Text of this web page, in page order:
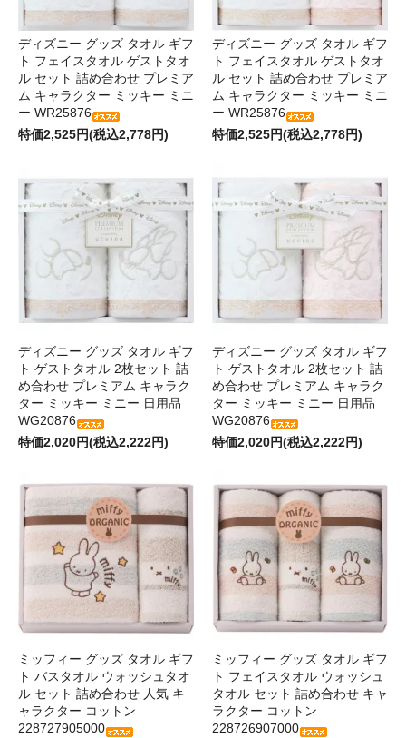
ディズニー グッズ タオル ギフ
ト フェイスタオル ゲストタオ
ル セット 詰め合わせ プレミア
ム キャラクター ミッキー ミニ
ー WR25876
特価2,525円(税込2,778円)
ディズニー グッズ タオル ギフ
ト フェイスタオル ゲストタオ
ル セット 詰め合わせ プレミア
ム キャラクター ミッキー ミニ
ー WR25876
特価2,525円(税込2,778円)
ディズニー グッズ タオル ギフ
ト ゲストタオル 2枚セット 詰
め合わせ プレミアム キャラク
ター ミッキー ミニー 日用品
WG20876
特価2,020円(税込2,222円)
ディズニー グッズ タオル ギフ
ト ゲストタオル 2枚セット 詰
め合わせ プレミアム キャラク
ター ミッキー ミニー 日用品
WG20876
特価2,020円(税込2,222円)
ミッフィー グッズ タオル ギフ
ト バスタオル ウォッシュタオ
ル セット 詰め合わせ 人気 キ
ャラクター コットン
228727905000
ミッフィー グッズ タオル ギフ
ト フェイスタオル ウォッシュ
タオル セット 詰め合わせ キャ
ラクター コットン
228726907000